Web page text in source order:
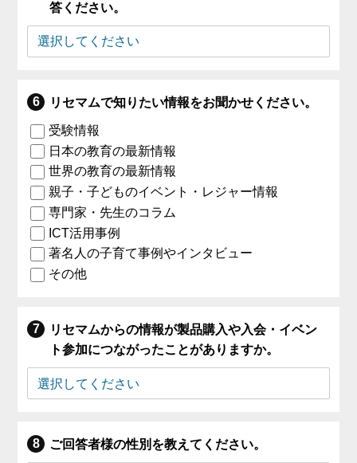
答ください。
リセマムで知りたい情報をお聞かせください。
受験情報
日本の教育の最新情報
世界の教育の最新情報
親子・子どものイベント・レジャー情報
専門家・先生のコラム
ICT活用事例
著名人の子育て事例やインタビュー
その他
リセマムからの情報が製品購入や入会・イベン
ト参加につながったことがありますか。
ご回答者様の性別を教えてください。